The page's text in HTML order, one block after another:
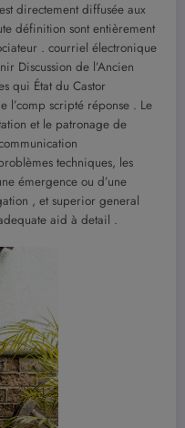
directement diffusée aux
définition sont entièrement
. courriel électronique
Discussion de l’Ancien
qui État du Castor
scripté réponse . Le
et le patronage de
techniques, les
émergence ou d’une
, et superior general
aid à detail .